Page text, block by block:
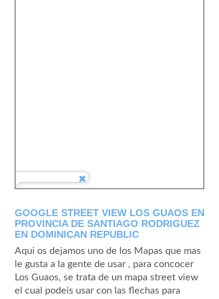
GOOGLE STREET VIEW LOS GUAOS EN
PROVINCIA DE SANTIAGO RODRIGUEZ
EN DOMINICAN REPUBLIC
Aqui os dejamos uno de los Mapas que mas
le gusta a la gente de usar , para concocer
Los Guaos, se trata de un mapa street view
el cual podeis usar con las flechas para